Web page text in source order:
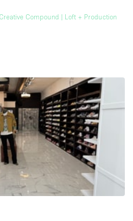
Compound | Loft + Production